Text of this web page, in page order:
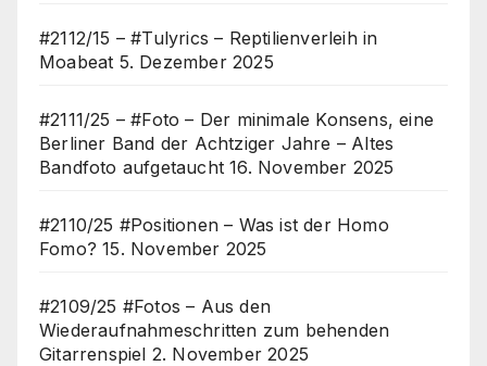
#2112/15 – #Tulyrics – Reptilienverleih in
Moabeat 5. Dezember 2025
#2111/25 – #Foto – Der minimale Konsens, eine
Berliner Band der Achtziger Jahre – Altes
Bandfoto aufgetaucht 16. November 2025
#2110/25 #Positionen – Was ist der Homo
Fomo? 15. November 2025
#2109/25 #Fotos – Aus den
Wiederaufnahmeschritten zum behenden
Gitarrenspiel 2. November 2025